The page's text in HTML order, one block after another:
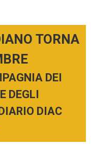
TORNA
DEI
DEGLI
DIAC